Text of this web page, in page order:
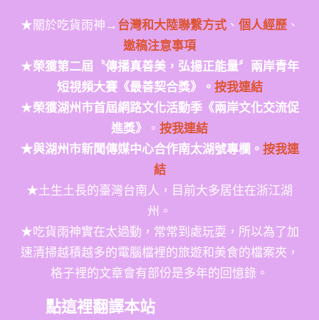
★關於吃貨雨神→台灣和大陸聯繫方式、 個人經歷、
邀稿注意事項
★榮獲第二屆〝傳播真善美，弘揚正能量〞兩岸青年
短視頻大賽《最善契合獎》。 按我連結
★榮獲湖州市首屆網路文化活動季《兩岸文化交流促
進獎》
。 按我連結
★與湖州市新聞傳媒中心合作南太湖號專欄。 按我連
結
★土生土長的臺灣台南人，目前大多居住在浙江湖
州。
★吃貨雨神實在太過動，常常到處玩耍，所以為了加
速清掃越積越多的電腦檔裡的旅遊和美食的檔案夾，
格子裡的文章會有部份是多年的回憶錄。
點這裡翻譯本站